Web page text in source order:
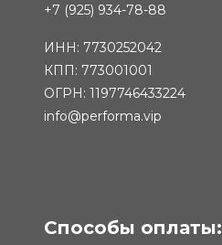
+7 (925) 934-78-88
ИНН: 7730252042
КПП: 773001001
ОГРН: 1197746433224
info@performa.vip
Способы оплаты: